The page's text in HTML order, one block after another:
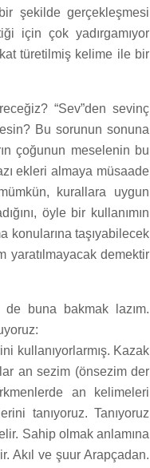
şekilde gerçekleşmesi
için çok yadırgamıyor
türetilmiş kelime ile bir
“Sev”den sevinç
Bu sorunun sonuna
çoğunun meselenin bu
ekleri almaya müsaade
kurallara uygun
öyle bir kullanımın
konularına taşıyabilecek
yaratılmayacak demektir
buna bakmak lazım.
kullanıyorlarmış. Kazak
an sezim (önsezim der
an kelimeleri
tanıyoruz. Tanıyoruz
Sahip olmak anlamına
Akıl ve şuur Arapçadan.